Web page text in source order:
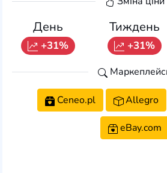
День
+31%
Тиждень
+31%
Ceneo.pl Allegro
eBay.com